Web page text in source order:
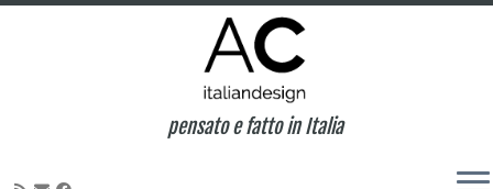
pensato e fatto in Italia